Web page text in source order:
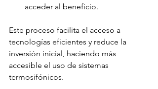
acceder al beneficio.
Este proceso facilita el acceso a
tecnologías eficientes y reduce la
inversión inicial, haciendo más
accesible el uso de sistemas
termosifónicos.